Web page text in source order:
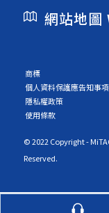
網站地
© 2022 Copyright -
Reserved.
商標
個人資料保護應告知事
隱私權政策
使用條款